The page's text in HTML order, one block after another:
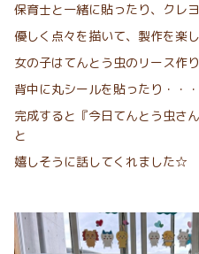
保育士と一緒に貼ったり、クレ
優しく点々を描いて、製作を楽
女の子はてんとう虫のリース作
背中に丸シールを貼ったり・・・
完成すると『今日てんとう虫さ
と
嬉しそうに話してくれました☆